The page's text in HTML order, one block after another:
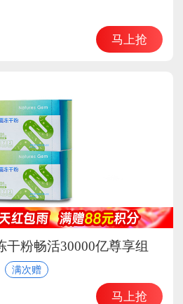
马上抢
干粉畅活30000亿尊享组
满次赠
马上抢